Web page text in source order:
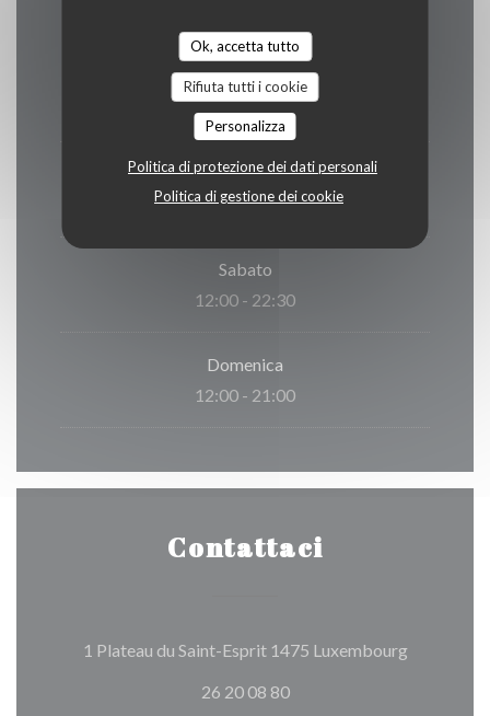
Ok, accetta tutto
Rifiuta tutti i cookie
Personalizza
Politica di protezione dei dati personali
Politica di gestione dei cookie
Lun-Gio
11:45 - 22:00
Venerdi
11:45 - 22:30
Sabato
12:00 - 22:30
Domenica
12:00 - 21:00
Contattaci
1 Plateau du Saint-Esprit 1475 Luxembourg((apre una
26 20 08 80